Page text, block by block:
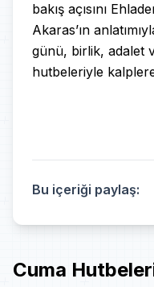
bakış açısını
Akaras’ın
günü, birlik, adalet
hutbeleriyle
Bu içeriği paylaş:
Cuma